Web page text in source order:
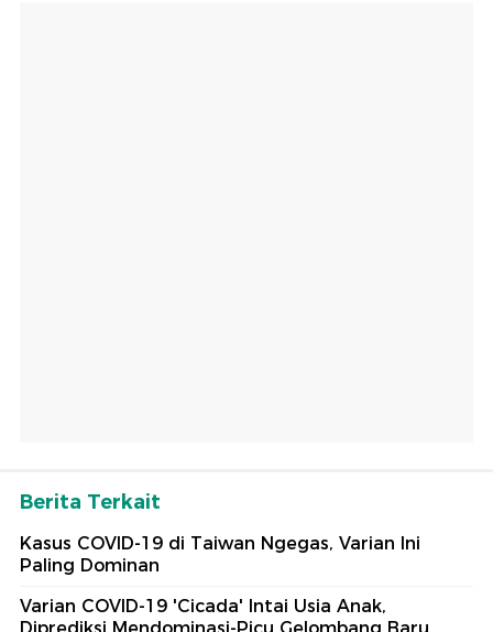
Berita Terkait
Kasus COVID-19 di Taiwan Ngegas, Varian Ini
Paling Dominan
Varian COVID-19 'Cicada' Intai Usia Anak,